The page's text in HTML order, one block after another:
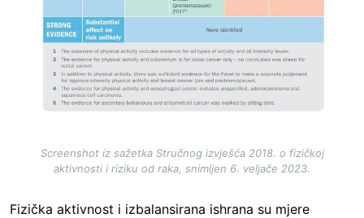
Screenshot iz sažetka Stručnog izvješća 2018. o fizičkoj
aktivnosti i riziku od raka, snimljen 6. veljače 2023.
Fizička aktivnost i izbalansirana ishrana su mjere